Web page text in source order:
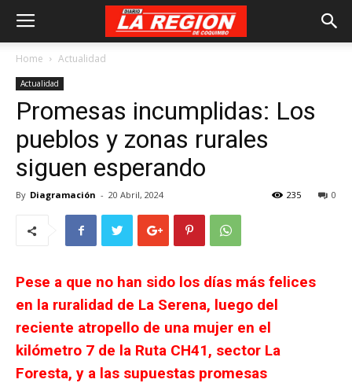
Home Actualidad
Actualidad
Promesas incumplidas: Los
pueblos y zonas rurales
siguen esperando
By Diagramación - 20 Abril, 2024 0
235
Pese a que no han sido los días más felices
en la ruralidad de La Serena, luego del
reciente atropello de una mujer en el
kilómetro 7 de la Ruta CH41, sector La
Foresta, y a las supuestas promesas